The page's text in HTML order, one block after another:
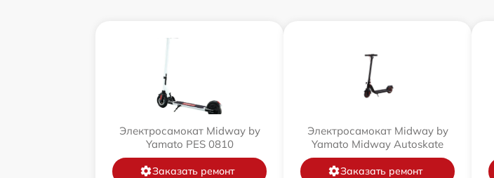
Электросамокат Midway by
Yamato PES 0810
Заказать ремонт
Электросамокат Midway by
Yamato Midway Autoskate
Заказать ремонт